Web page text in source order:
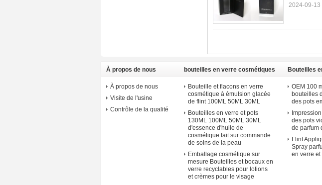
2024-09-13
À propos de nous
À propos de nous
Visite de l'usine
Contrôle de la qualité
bouteilles en verre cosmétiques
Bouteille et flacons en verre
cosmétique à émulsion glacée
de flint 100ML 50ML 30ML
Bouteilles en verre et pots
130ML 100ML 50ML 30ML
d'essence d'huile de
cosmétique fait sur commande
de soins de la peau
Emballage cosmétique sur
mesure Bouteilles et bocaux en
verre recyclables pour lotions
et crèmes pour le visage
Bouteilles
OEM 100
bouteilles
des pots
des pots
de parfum
Flint
Spray
en verre et